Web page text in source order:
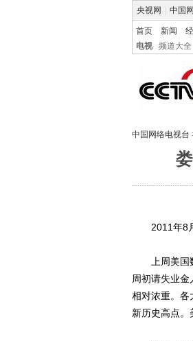
央视网 中国
首页 新闻
电视
频道大全
中国网络电视台
2011年8月
上周美国数
周初请失业
相对浓重。各
新历史高点。